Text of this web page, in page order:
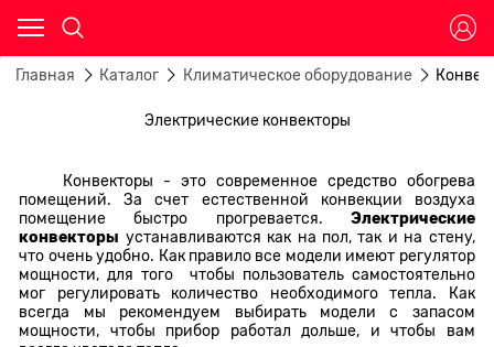
Главная Каталог Климатическое оборудование
Электрические конвекторы
Конвекторы - это современное средство обогрева
помещений. За счет естественной конвекции воздуха
помещение быстро прогревается. Электрические
конвекторы устанавливаются как на пол, так и на стену,
что очень удобно. Как правило все модели имеют регулятор
мощности, для того чтобы пользователь самостоятельно
мог регулировать количество необходимого тепла. Как
всегда мы рекомендуем выбирать модели с запасом
мощности, чтобы прибор работал дольше, и чтобы вам